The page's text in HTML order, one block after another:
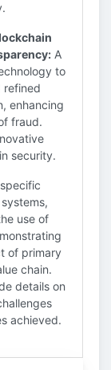
A
to
refined
enhancing
fraud.
security.
use of
of primary
chain.
details on
achieved.